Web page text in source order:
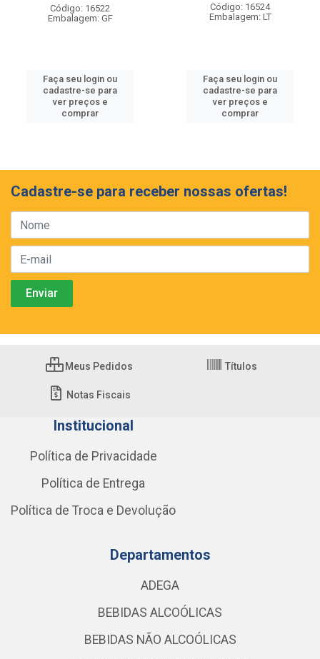
Código: 16522
Embalagem: GF
Faça seu login ou
cadastre-se para
ver preços e
comprar
Código: 16524
Embalagem: LT
Faça seu login ou
cadastre-se para
ver preços e
comprar
Cadastre-se para receber nossas ofertas!
Meus Pedidos Títulos
Notas Fiscais
Institucional
Política de Privacidade
Política de Entrega
Política de Troca e Devolução
Departamentos
ADEGA
BEBIDAS ALCOÓLICAS
BEBIDAS NÃO ALCOÓLICAS